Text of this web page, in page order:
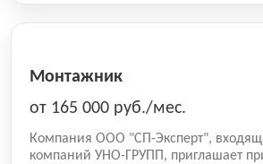
Монтажник
от 165 000 руб./мес.
Компания ООО "СП-Эксперт",
компаний УНО-ГРУПП, приглашает